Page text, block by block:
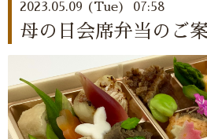
2023.05.09 (Tue) 07:58
母の日会席弁当のご